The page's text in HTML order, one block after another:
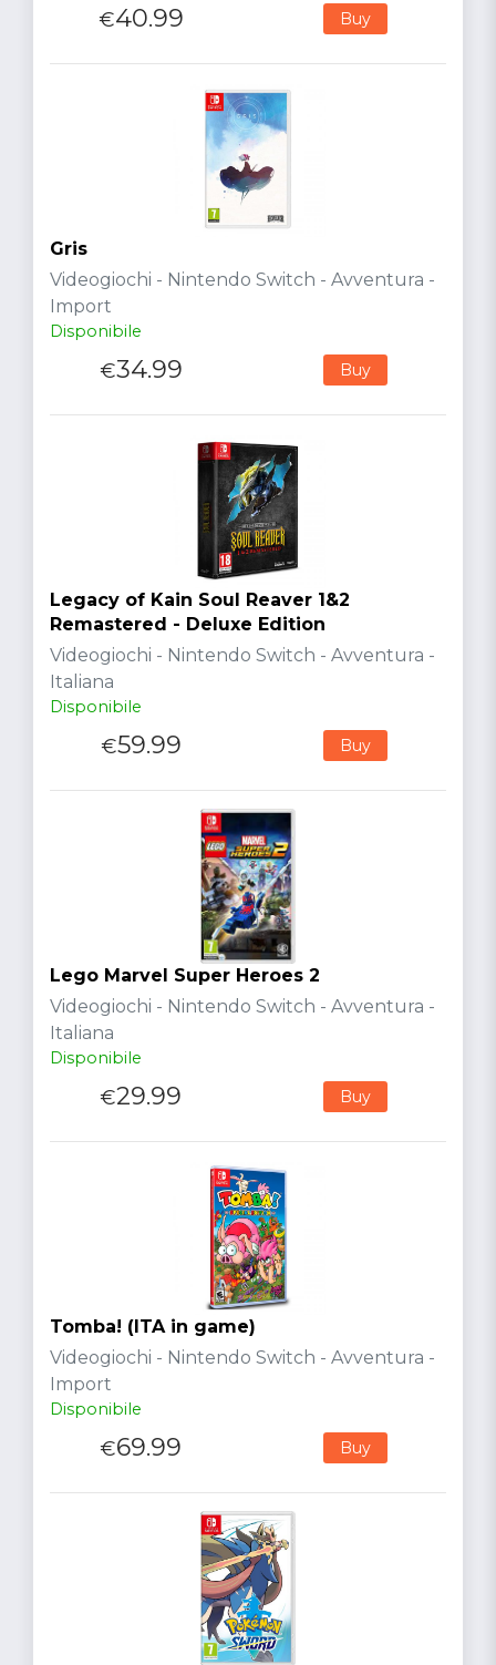
€40.99 Buy
Gris
Videogiochi - Nintendo Switch - Avventura -
Import
Disponibile
€34.99 Buy
Legacy of Kain Soul Reaver 1&2
Remastered - Deluxe Edition
Videogiochi - Nintendo Switch - Avventura -
Italiana
Disponibile
€59.99 Buy
Lego Marvel Super Heroes 2
Videogiochi - Nintendo Switch - Avventura -
Italiana
Disponibile
€29.99 Buy
Tomba! (ITA in game)
Videogiochi - Nintendo Switch - Avventura -
Import
Disponibile
€69.99 Buy